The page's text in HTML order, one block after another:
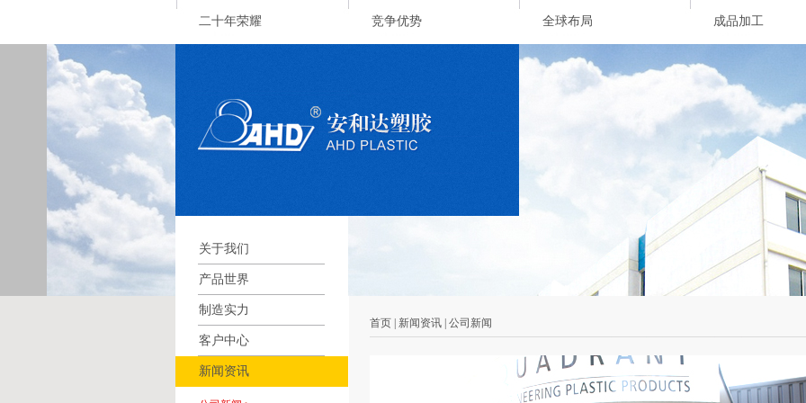
二十年荣耀 竞争优势 全球布局 成品加工
关于我们
产品世界
制造实力
客户中心
新闻资讯
首页 | 新闻资讯 | 公司新闻